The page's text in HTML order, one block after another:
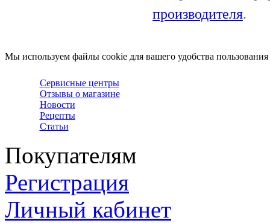
производителя.
Мы используем файлы cookie для вашего удобства
Сервисные центры
Отзывы о магазине
Новости
Рецепты
Статьи
Покупателям
Регистрация
Личный кабинет